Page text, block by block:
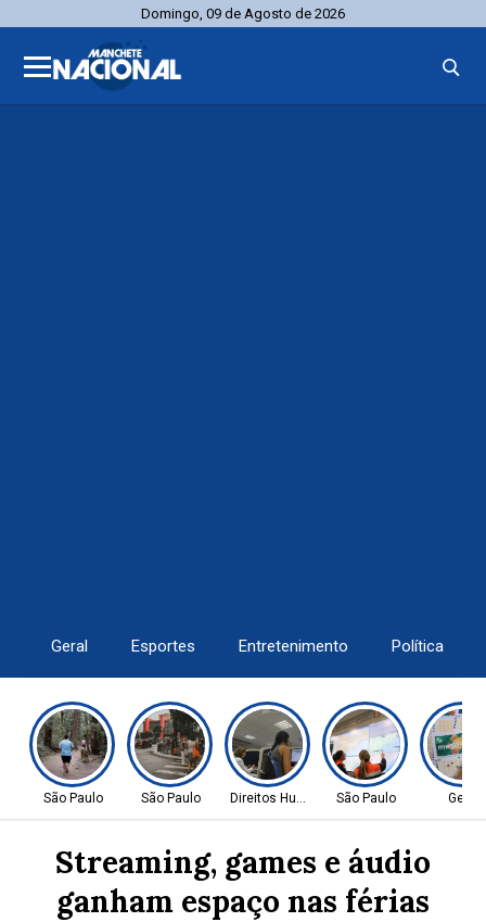
Domingo, 09 de Agosto de 2026
Geral Esportes Entretenimento Política
São Paulo São Paulo Direitos HumanosSão Paulo Geral
Streaming, games e áudio
ganham espaço nas férias